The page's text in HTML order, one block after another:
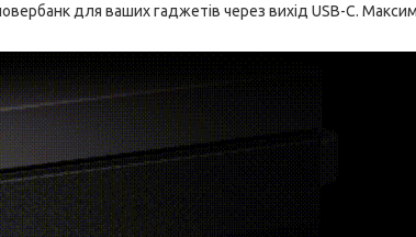
для ваших гаджетів через вихід USB-C.